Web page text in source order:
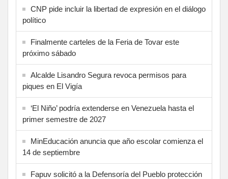
CNP pide incluir la libertad de expresión en el diálogo
político
Finalmente carteles de la Feria de Tovar este
próximo sábado
Alcalde Lisandro Segura revoca permisos para
piques en El Vigía
‘El Niño’ podría extenderse en Venezuela hasta el
primer semestre de 2027
MinEducación anuncia que año escolar comienza el
14 de septiembre
Fapuv solicitó a la Defensoría del Pueblo protección